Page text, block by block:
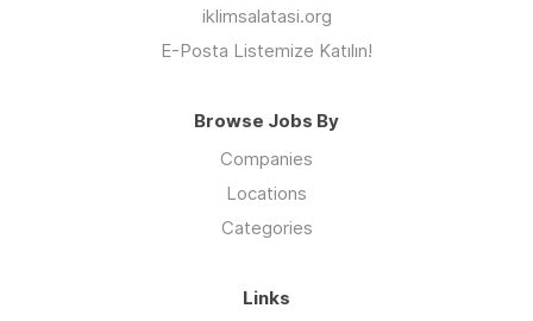
elimizi koyarsak hafifler.iklimsalatasi.org
E-Posta Listemize Katılın!
Browse Jobs By
Companies
Locations
Categories
Links